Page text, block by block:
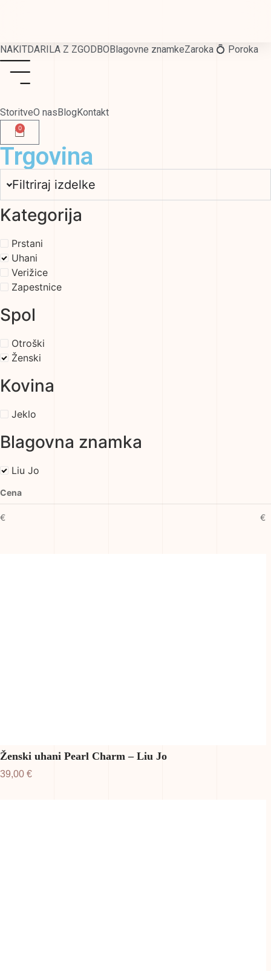
NAKITDARILA Z ZGODBOBlagovne znamkeZaroka 💍 Poroka
StoritveO nasBlogKontakt
0
Trgovina
Filtriraj izdelke
Kategorija
Prstani
Uhani
Verižice
Zapestnice
Spol
Otroški
Ženski
Kovina
Jeklo
Blagovna znamka
Liu Jo
Cena
€ €
Ženski uhani Pearl Charm – Liu Jo
39,00 €